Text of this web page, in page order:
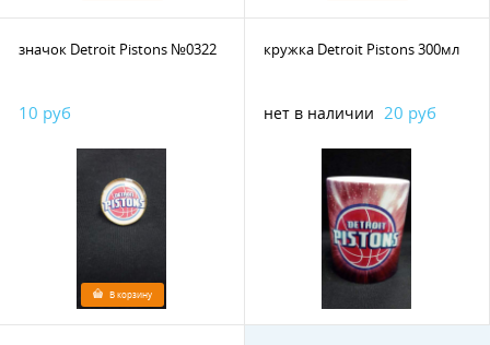
значок Detroit Pistons №0322
10 руб
В корзину
кружка Detroit Pistons 300мл
нет в наличии 20 руб